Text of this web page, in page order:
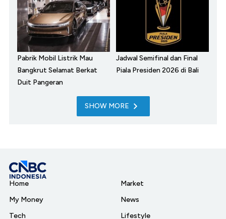
Pabrik Mobil Listrik Mau
Bangkrut Selamat Berkat
Duit Pangeran
Jadwal Semifinal dan Final
Piala Presiden 2026 di Bali
SHOW MORE
Home
My Money
Tech
Market
News
Lifestyle